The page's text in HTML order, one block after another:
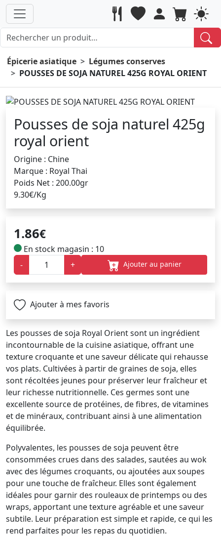
Épicerie asiatique
Légumes conserves
POUSSES DE SOJA NATUREL 425G ROYAL ORIENT
Pousses de soja naturel 425g
royal orient
Origine : Chine
Marque : Royal Thai
Poids Net : 200.00gr
9.30€/Kg
1.86€
En stock magasin : 10
-
+ Ajouter au panier
Ajouter à mes favoris
Les pousses de soja Royal Orient sont un ingrédient
incontournable de la cuisine asiatique, offrant une
texture croquante et une saveur délicate qui rehausse
vos plats. Cultivées à partir de graines de soja, elles
sont récoltées jeunes pour préserver leur fraîcheur et
leur richesse nutritionnelle. Ces germes sont une
excellente source de protéines, de fibres, de vitamines
et de minéraux, contribuant ainsi à une alimentation
équilibrée.
Polyvalentes, les pousses de soja peuvent être
consommées crues dans des salades, sautées au wok
avec des légumes croquants, ou ajoutées aux soupes
pour une touche de fraîcheur. Elles sont également
idéales pour garnir des rouleaux de printemps ou des
wraps, apportant une texture agréable et une saveur
subtile. Leur préparation est simple et rapide, ce qui les
rend parfaites pour les repas du quotidien.